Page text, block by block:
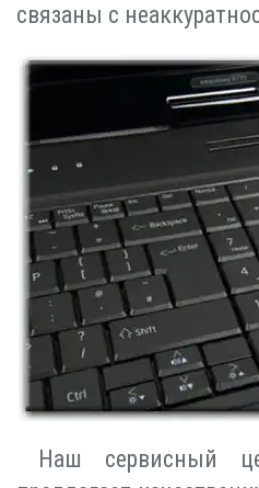
связаны с
Наш сервисный